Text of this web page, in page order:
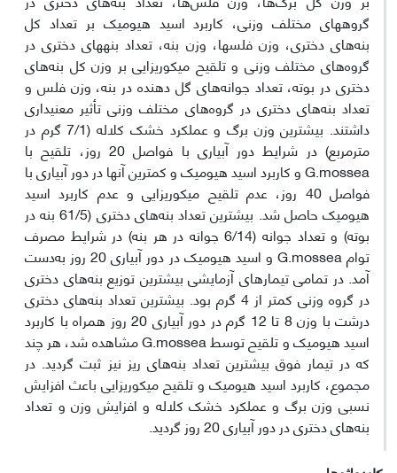
گروه‏های مختلف وزنی، کاربرد اسید هیومیک بر تعداد کل
بنه‌های دختری، وزن فلس‎ها، وزن بنه، تعداد بنه‎های دختری در
گروه‌های مختلف وزنی و تلقیح میکوریزایی بر وزن کل بنه‌های
دختری در بوته، تعداد جوانه‌های گل دهنده در بنه، وزن فلس و
تعداد بنه‌های دختری در گروه‌های مختلف وزنی تأثیر معنی‎داری
داشتند. بیشترین وزن برگ و عملکرد خشک کلاله (7/1 گرم در
مترمربع) در شرایط دور آبیاری با فواصل 20 روز، تلقیح با
G.mossea و کاربرد اسید هیومیک و کمترین آنها در دور آبیاری با
فواصل 40 روز، عدم تلقیح میکوریزایی و عدم کاربرد اسید
هیومیک حاصل شد. بیشترین تعداد بنه‌های دختری (61/5 بنه در
بوته) و تعداد جوانه (6/14 جوانه در هر بنه) در شرایط مصرف
توام G.mossea و اسید هیومیک در دور آبیاری 20 روز به‌دست
آمد. در تمامی تیمارهای آزمایشی بیشترین توزیع بنه‌های دختری
در گروه وزنی کمتر از 4 گرم بود. بیشترین تعداد بنه‌های دختری
درشت با وزن 8 تا 12 گرم در دور آبیاری 20 روز همراه با کاربرد
اسید هیومیک و تلقیح توسط G.mossea مشاهده شد، هر چند
که در تیمار فوق بیشترین تعداد بنه‌های ریز نیز ثبت گردید. در
مجموع، کاربرد اسید هیومیک و تلقیح میکوریزایی باعث افزایش
نسبی وزن برگ و عملکرد خشک کلاله و افزایش وزن و تعداد
بنه‌های دختری در دور آبیاری 20 روز گردید.